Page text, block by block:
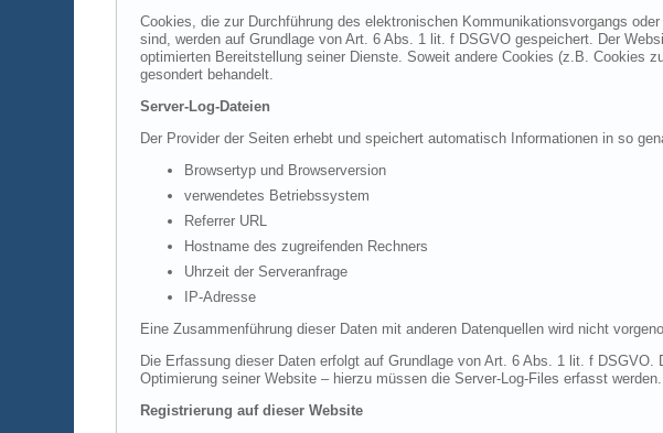
Cookies, die zur Durchführung des elektronischen Kommunikationsvorgangs
sind, werden auf Grundlage von Art. 6 Abs. 1 lit. f DSGVO gespeichert. Der
optimierten Bereitstellung seiner Dienste. Soweit andere Cookies (z.B. Cookies
gesondert behandelt.
Server-Log-Dateien
Der Provider der Seiten erhebt und speichert automatisch Informationen in so
Browsertyp und Browserversion
verwendetes Betriebssystem
Referrer URL
Hostname des zugreifenden Rechners
Uhrzeit der Serveranfrage
IP-Adresse
Eine Zusammenführung dieser Daten mit anderen Datenquellen wird nicht
Die Erfassung dieser Daten erfolgt auf Grundlage von Art. 6 Abs. 1 lit. f
Optimierung seiner Website – hierzu müssen die Server-Log-Files erfasst werden.
Registrierung auf dieser Website